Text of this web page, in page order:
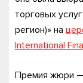
торговых
регион)» на
International
Премия жюри —